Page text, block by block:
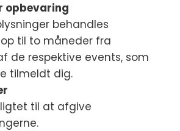
opbevaring
behandles
til to måneder fra
de respektive events, som
tilmeldt dig.
til at afgive